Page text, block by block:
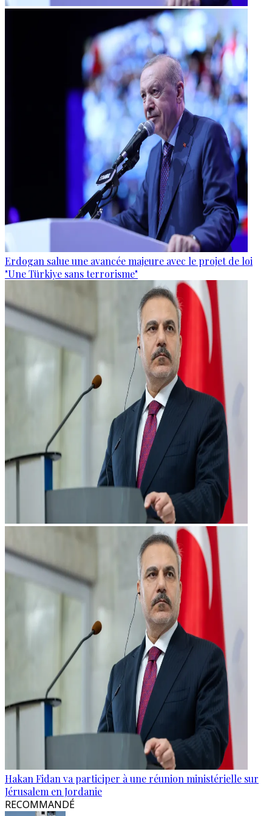
Erdogan salue une avancée majeure avec le projet de loi
"Une Türkiye sans terrorisme"
Hakan Fidan va participer à une réunion ministérielle sur
Jérusalem en Jordanie
RECOMMANDÉ